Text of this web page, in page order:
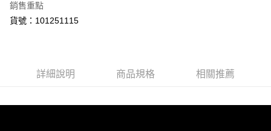
【付款後全家取貨】急件勿使用超取
每筆NT$60，滿NT$1,000(含以上)免運費
每筆NT$100，滿NT$2,000(含以上)免運費
銷售重點
貨號：101251115
詳細說明 商品規格 相關推薦